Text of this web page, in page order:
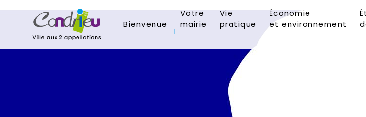
Bienvenue
Votre
mairie
Vie
pratique
Économie
et environnement